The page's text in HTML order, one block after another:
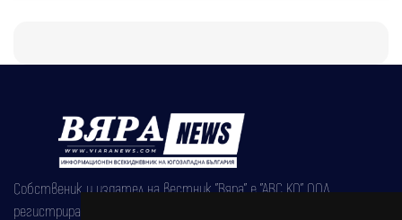
Собственик и издател на вестник "Вяра" е "АВС КО" ООД,
регистрирана на 08.05.2002 година.